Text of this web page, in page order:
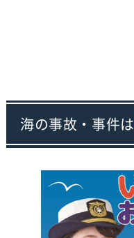
海の事故・事件は